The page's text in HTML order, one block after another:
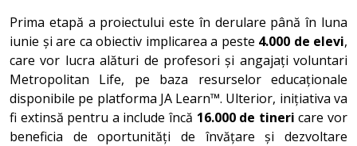
Prima etapă a proiectului este în derulare până în luna
iunie și are ca obiectiv implicarea a peste 4.000 de elevi,
care vor lucra alături de profesori și angajați voluntari
Metropolitan Life, pe baza resurselor educaționale
disponibile pe platforma JA Learn™. Ulterior, inițiativa va
fi extinsă pentru a include încă 16.000 de tineri care vor
beneficia de oportunități de învățare și dezvoltare